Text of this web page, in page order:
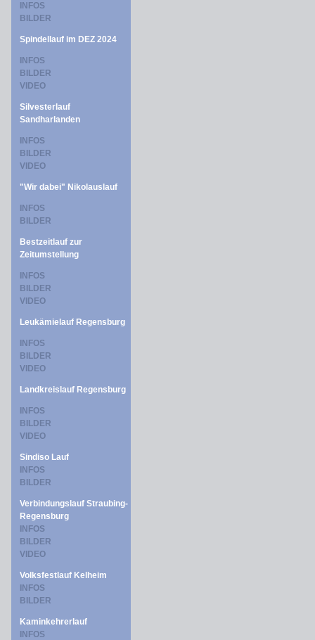
INFOS
BILDER
Spindellauf im DEZ 2024
INFOS
BILDER
VIDEO
Silvesterlauf
Sandharlanden
INFOS
BILDER
VIDEO
"Wir dabei" Nikolauslauf
INFOS
BILDER
Bestzeitlauf zur
Zeitumstellung
INFOS
BILDER
VIDEO
Leukämielauf Regensburg
INFOS
BILDER
VIDEO
Landkreislauf Regensburg
INFOS
BILDER
VIDEO
Sindiso Lauf
INFOS
BILDER
Verbindungslauf Straubing-
Regensburg
INFOS
BILDER
VIDEO
Volksfestlauf Kelheim
INFOS
BILDER
Kaminkehrerlauf
INFOS